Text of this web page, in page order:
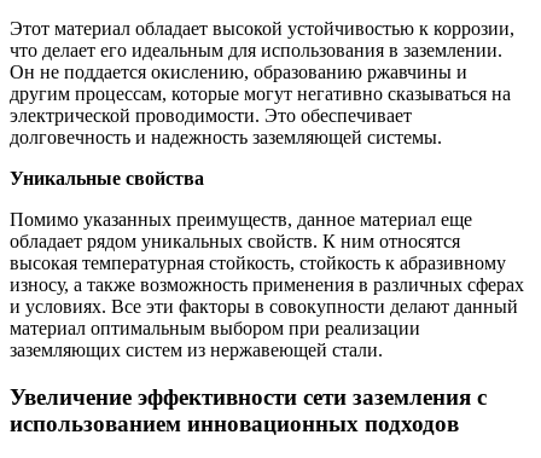
Этот материал обладает высокой устойчивостью к коррозии,
что делает его идеальным для использования в заземлении.
Он не поддается окислению, образованию ржавчины и
другим процессам, которые могут негативно сказываться на
электрической проводимости. Это обеспечивает
долговечность и надежность заземляющей системы.
Уникальные свойства
Помимо указанных преимуществ, данное материал еще
обладает рядом уникальных свойств. К ним относятся
высокая температурная стойкость, стойкость к абразивному
износу, а также возможность применения в различных сферах
и условиях. Все эти факторы в совокупности делают данный
материал оптимальным выбором при реализации
заземляющих систем из нержавеющей стали.
Увеличение эффективности сети заземления с
использованием инновационных подходов